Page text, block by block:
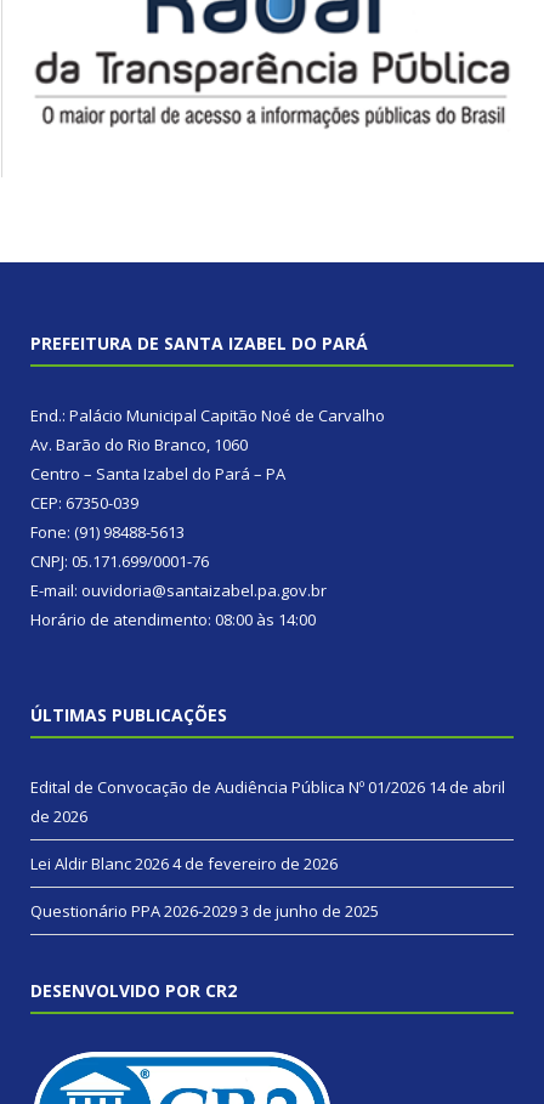
PREFEITURA DE SANTA IZABEL DO PARÁ
End.: Palácio Municipal Capitão Noé de Carvalho
Av. Barão do Rio Branco, 1060
Centro – Santa Izabel do Pará – PA
CEP: 67350-039
Fone: (91) 98488-5613
CNPJ: 05.171.699/0001-76
E-mail: ouvidoria@santaizabel.pa.gov.br
Horário de atendimento: 08:00 às 14:00
ÚLTIMAS PUBLICAÇÕES
Edital de Convocação de Audiência Pública Nº 01/2026 14 de abril
de 2026
Lei Aldir Blanc 20264 de fevereiro de 2026
Questionário PPA 2026-20293 de junho de 2025
DESENVOLVIDO POR CR2